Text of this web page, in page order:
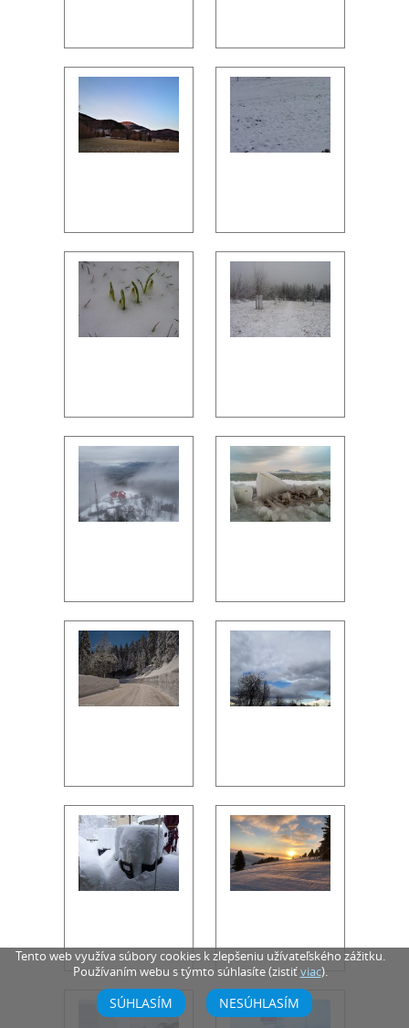
Tento web využíva súbory cookies k zlepšeniu užívateľského zážitku.
Používaním webu s týmto súhlasíte (zistiťviac).
SÚHLASÍM NESÚHLASÍM